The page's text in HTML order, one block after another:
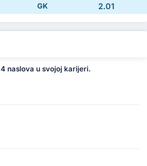
GK 2.01
naslova u svojoj karijeri.